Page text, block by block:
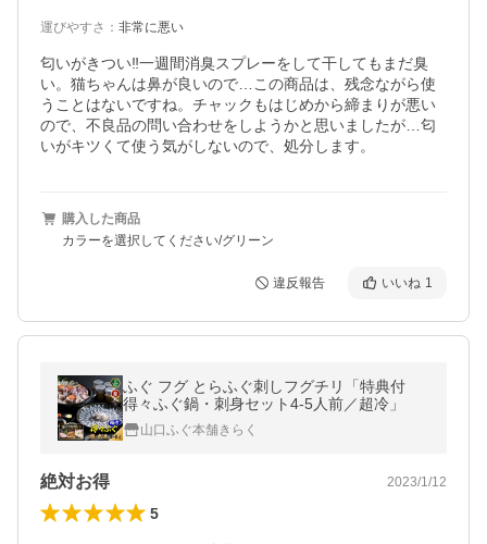
運びやすさ ： 非常に悪い
匂いがきつい‼️一週間消臭スプレーをして干してもまだ臭
い。猫ちゃんは鼻が良いので…この商品は、残念ながら使
うことはないですね。チャックもはじめから締まりが悪い
ので、不良品の問い合わせをしようかと思いましたが…匂
いがキツくて使う気がしないので、処分します。
購入した商品
カラーを選択してください/グリーン
違反報告 いいね 1
ふぐ フグ とらふぐ刺しフグチリ「特典付
得々ふぐ鍋・刺身セット4-5人前／超冷」
山口ふぐ本舗きらく
絶対お得 2023/1/12
5